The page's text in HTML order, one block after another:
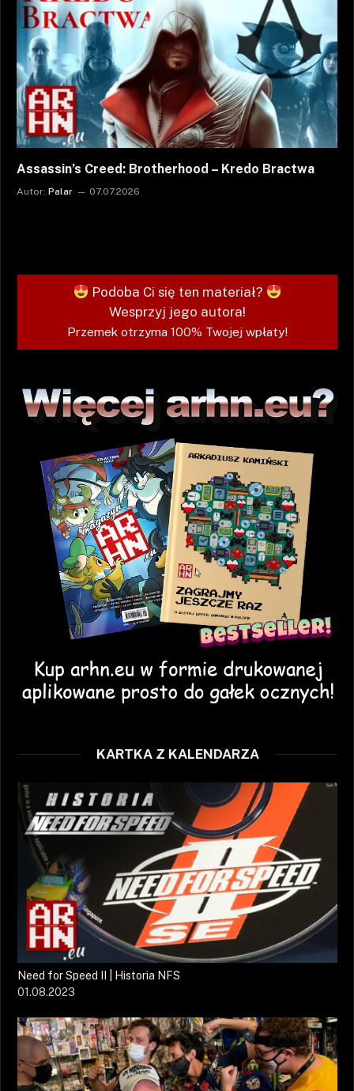
Assassin’s Creed: Brotherhood – Kredo Bractwa
Autor: Palar 07.07.2026
Podoba Ci się ten materiał?
Wesprzyj jego autora!
Przemek otrzyma 100% Twojej wpłaty!
KARTKA Z KALENDARZA
Need for Speed II | Historia NFS
01.08.2023